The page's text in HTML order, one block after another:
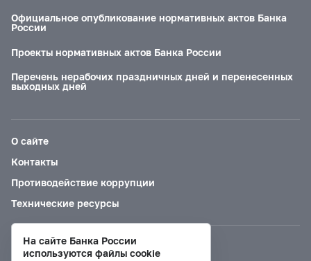
Официальное опубликование нормативных актов Банка
России
Проекты нормативных актов Банка России
Перечень нерабочих праздничных дней и перенесенных
выходных дней
О сайте
Контакты
Противодействие коррупции
Технические ресурсы
Версия для слабовидящих
На сайте Банка России
используются файлы cookie